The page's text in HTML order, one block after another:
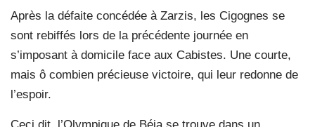
Après la défaite concédée à Zarzis, les Cigognes se
sont rebiffés lors de la précédente journée en
s’imposant à domicile face aux Cabistes. Une courte,
mais ô combien précieuse victoire, qui leur redonne de
l’espoir.
Ceci dit, l’Olympique de Béja se trouve dans un